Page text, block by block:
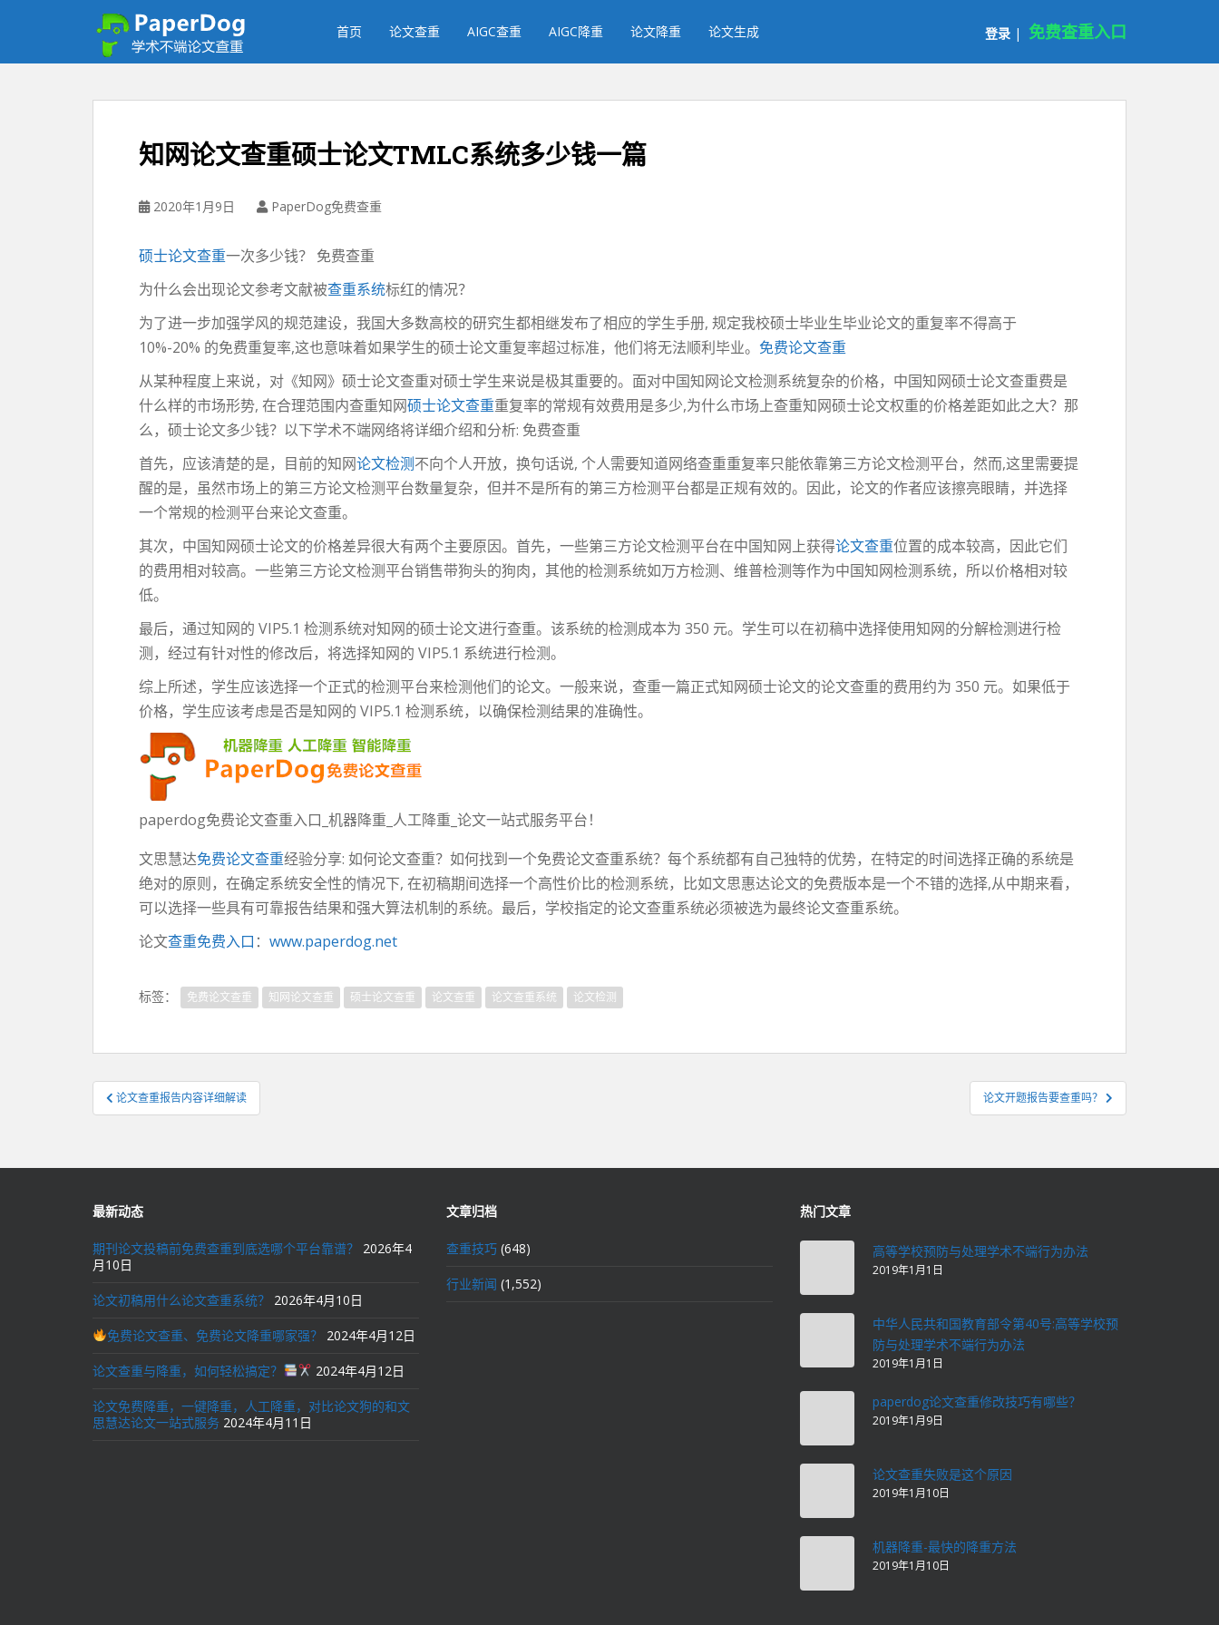
首页 论文查重 AIGC查重 AIGC降重 论文降重 论文生成 登录 | 免费查重入口
知网论文查重硕士论文TMLC系统多少钱一篇
2020年1月9日 PaperDog免费查重
硕士论文查重一次多少钱？ 免费查重
为什么会出现论文参考文献被查重系统标红的情况？
为了进一步加强学风的规范建设，我国大多数高校的研究生都相继发布了相应的学生手册, 规定我校硕士毕业生毕业论文的重复率不得高于
10%-20% 的免费重复率,这也意味着如果学生的硕士论文重复率超过标准，他们将无法顺利毕业。 免费论文查重
从某种程度上来说，对《知网》硕士论文查重对硕士学生来说是极其重要的。面对中国知网论文检测系统复杂的价格，中国知网硕士论文查重费是
什么样的市场形势, 在合理范围内查重知网硕士论文查重重复率的常规有效费用是多少,为什么市场上查重知网硕士论文权重的价格差距如此之大？那
么，硕士论文多少钱？以下学术不端网络将详细介绍和分析: 免费查重
首先，应该清楚的是，目前的知网论文检测不向个人开放，换句话说, 个人需要知道网络查重重复率只能依靠第三方论文检测平台，然而,这里需要提
醒的是，虽然市场上的第三方论文检测平台数量复杂，但并不是所有的第三方检测平台都是正规有效的。因此，论文的作者应该擦亮眼睛，并选择
一个常规的检测平台来论文查重。
其次，中国知网硕士论文的价格差异很大有两个主要原因。首先，一些第三方论文检测平台在中国知网上获得论文查重位置的成本较高，因此它们
的费用相对较高。一些第三方论文检测平台销售带狗头的狗肉，其他的检测系统如万方检测、维普检测等作为中国知网检测系统，所以价格相对较
低。
最后，通过知网的 VIP5.1 检测系统对知网的硕士论文进行查重。该系统的检测成本为 350 元。学生可以在初稿中选择使用知网的分解检测进行检
测，经过有针对性的修改后，将选择知网的 VIP5.1 系统进行检测。
综上所述，学生应该选择一个正式的检测平台来检测他们的论文。一般来说，查重一篇正式知网硕士论文的论文查重的费用约为 350 元。如果低于
价格，学生应该考虑是否是知网的 VIP5.1 检测系统，以确保检测结果的准确性。
paperdog免费论文查重入口_机器降重_人工降重_论文一站式服务平台！
文思慧达免费论文查重经验分享: 如何论文查重？如何找到一个免费论文查重系统？每个系统都有自己独特的优势，在特定的时间选择正确的系统是
绝对的原则，在确定系统安全性的情况下, 在初稿期间选择一个高性价比的检测系统，比如文思惠达论文的免费版本是一个不错的选择,从中期来看，
可以选择一些具有可靠报告结果和强大算法机制的系统。最后，学校指定的论文查重系统必须被选为最终论文查重系统。
论文查重免费入口 ： www.paperdog.net
标签： 免费论文查重 知网论文查重 硕士论文查重 论文查重 论文查重系统 论文检测
文
章
航
论文查重报告内容详细解读 论文开题报告要查重吗？
最新动态
期刊论文投稿前免费查重到底选哪个平台靠谱？
2026年4
月10日
论文初稿用什么论文查重系统？ 2026年4月10日
免费论文查重、免费论文降重哪家强？ 2024年4月12日
论文查重与降重，如何轻松搞定？ 2024年4月12日
论文免费降重，一键降重，人工降重，对比论文狗的和文
思慧达论文一站式服务 2024年4月11日
文章归档
查重技巧 (648)
行业新闻 (1,552)
热门文章
高等学校预防与处理学术不端行为办法
2019年1月1日
中华人民共和国教育部令第40号:高等学校预
防与处理学术不端行为办法
2019年1月1日
paperdog论文查重修改技巧有哪些？
2019年1月9日
论文查重失败是这个原因
2019年1月10日
机器降重-最快的降重方法
2019年1月10日